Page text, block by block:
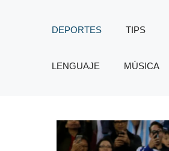
DEPORTES TIPS
LENGUAJE MÚSICA